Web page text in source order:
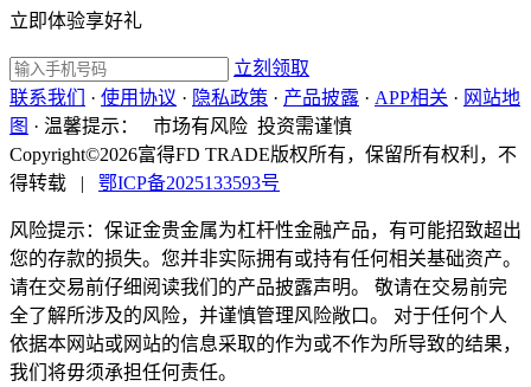
立即体验享好礼
立刻领取
联系我们
· 使用协议 · 隐私政策 · 产品披露 · APP相关 · 网站地
图 · 温馨提示：
市场有风险 投资需谨慎
Copyright©2026富得FD TRADE版权所有，保留所有权利，不
得转载
| 鄂ICP备2025133593号
风险提示：保证金贵金属为杠杆性金融产品，有可能招致超出
您的存款的损失。您并非实际拥有或持有任何相关基础资产。
请在交易前仔细阅读我们的产品披露声明。 敬请在交易前完
全了解所涉及的风险，并谨慎管理风险敞口。 对于任何个人
依据本网站或网站的信息采取的作为或不作为所导致的结果，
我们将毋须承担任何责任。